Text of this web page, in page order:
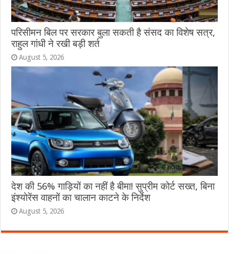
परिसीमन बिल पर सरकार बुला सकती है संसद का विशेष सत्र,
राहुल गांधी ने रखी बड़ी शर्त
August 5, 2026
देश की 56% गाड़ियों का नहीं है बीमा! सुप्रीम कोर्ट सख्त, बिना
इंश्योरेंस वाहनों का चालान काटने के निर्देश
August 5, 2026